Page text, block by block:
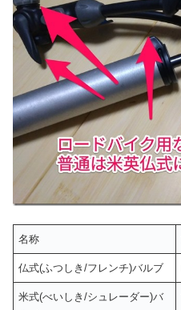
名称
仏式(ふつしき/フレンチ)バルブ
米式(べいしき/シュレーダー)バ